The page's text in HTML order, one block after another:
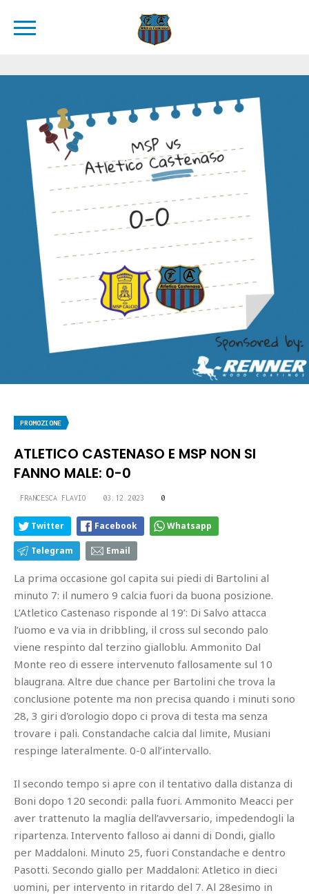
PROMOZIONE
ATLETICO CASTENASO E MSP NON SI
FANNO MALE: 0-0
FRANCESCA FLAVIO 03.12.2023 0
Twitter Facebook Whatsapp
Telegram Email
La prima occasione gol capita sui piedi di Bartolini al
minuto 7: il numero 9 calcia fuori da buona posizione.
L’Atletico Castenaso risponde al 19’: Di Salvo attacca
l’uomo e va via in dribbling, il cross sul secondo palo
viene respinto dal terzino gialloblu. Ammonito Dal
Monte reo di essere intervenuto fallosamente sul 10
blaugrana. Altre due chance per Bartolini che trova la
conclusione potente ma non precisa quando i minuti sono
28, 3 giri d'orologio dopo ci prova di testa ma senza
trovare i pali. Constandache calcia dal limite, Musiani
respinge lateralmente. 0-0 all’intervallo.
Il secondo tempo si apre con il tentativo dalla distanza di
Boni dopo 120 secondi: palla fuori. Ammonito Meacci per
aver trattenuto la maglia dell’avversario, impedendogli la
ripartenza. Intervento falloso ai danni di Dondi, giallo
per Maddaloni. Minuto 25, fuori Constandache e dentro
Pasotti. Secondo giallo per Maddaloni: Atletico in dieci
uomini, per intervento in ritardo del 7. Al 28esimo in